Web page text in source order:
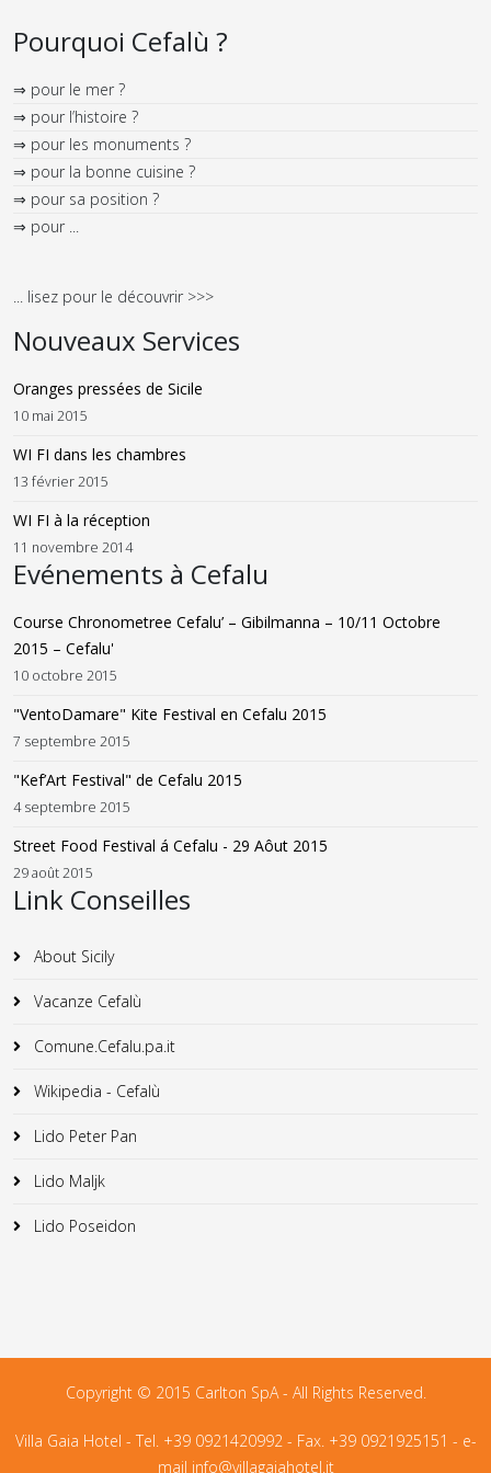
Pourquoi Cefalù ?
⇒ pour le mer ?
⇒ pour l’histoire ?
⇒ pour les monuments ?
⇒ pour la bonne cuisine ?
⇒ pour sa position ?
⇒ pour ...
... lisez pour le découvrir >>>
Nouveaux Services
Oranges pressées de Sicile
10 mai 2015
WI FI dans les chambres
13 février 2015
WI FI à la réception
11 novembre 2014
Evénements à Cefalu
Course Chronometree Cefalu’ – Gibilmanna – 10/11 Octobre
2015 – Cefalu'
10 octobre 2015
"VentoDamare" Kite Festival en Cefalu 2015
7 septembre 2015
"Kef’Art Festival" de Cefalu 2015
4 septembre 2015
Street Food Festival á Cefalu - 29 Aôut 2015
29 août 2015
Link Conseilles
About Sicily
Vacanze Cefalù
Comune.Cefalu.pa.it
Wikipedia - Cefalù
Lido Peter Pan
Lido Maljk
Lido Poseidon
Copyright © 2015 Carlton SpA - All Rights Reserved.
Villa Gaia Hotel - Tel. +39 0921420992 - Fax. +39 0921925151 - e-
mail info@villagaiahotel.it